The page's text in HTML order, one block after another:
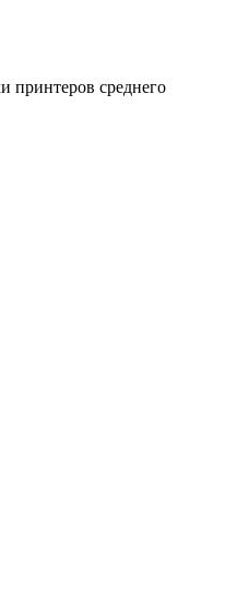
принтеров среднего